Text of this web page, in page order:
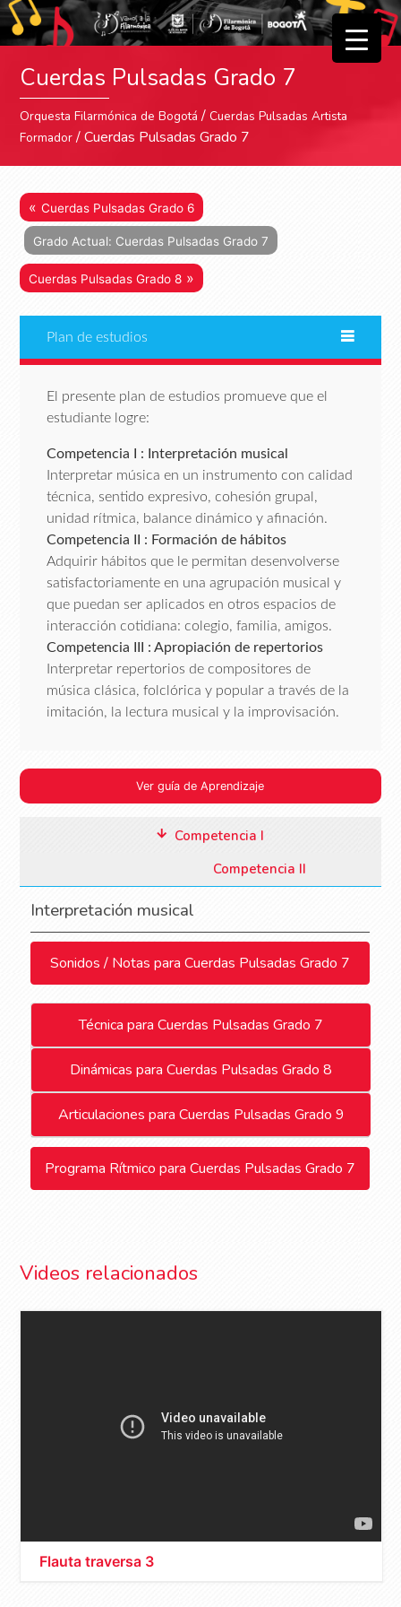
Cuerdas Pulsadas Grado 7
Orquesta Filarmónica de Bogotá /Cuerdas Pulsadas Artista
Formador/ Cuerdas Pulsadas Grado 7
«Cuerdas Pulsadas Grado 6
Grado Actual: Cuerdas Pulsadas Grado 7
Cuerdas Pulsadas Grado 8 »
Plan de estudios
El presente plan de estudios promueve que el
estudiante logre:
Competencia I : Interpretación musical
Interpretar música en un instrumento con calidad
técnica, sentido expresivo, cohesión grupal,
unidad rítmica, balance dinámico y afinación.
Competencia II : Formación de hábitos
Adquirir hábitos que le permitan desenvolverse
satisfactoriamente en una agrupación musical y
que puedan ser aplicados en otros espacios de
interacción cotidiana: colegio, familia, amigos.
Competencia III : Apropiación de repertorios
Interpretar repertorios de compositores de
música clásica, folclórica y popular a través de la
imitación, la lectura musical y la improvisación.
Ver guía de Aprendizaje
Competencia I
Competencia II
Interpretación musical
Sonidos / Notas para Cuerdas Pulsadas Grado 7
Técnica para Cuerdas Pulsadas Grado 7
Dinámicas para Cuerdas Pulsadas Grado 8
Articulaciones para Cuerdas Pulsadas Grado 9
Programa Rítmico para Cuerdas Pulsadas Grado 7
Videos relacionados
Flauta traversa 3